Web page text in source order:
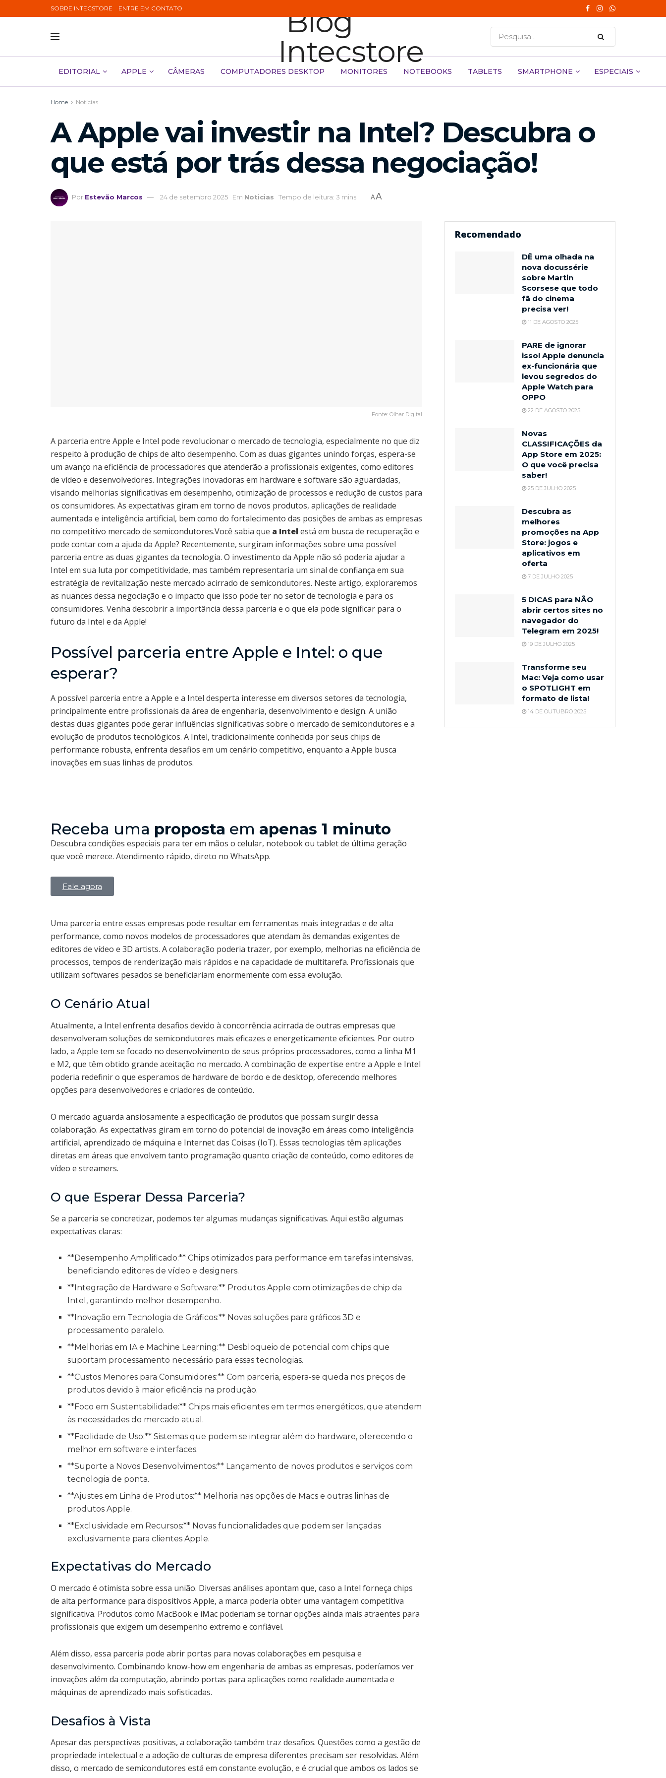
SOBRE INTECSTORE ENTRE EM CONTATO
EDITORIAL APPLE CÂMERAS COMPUTADORES DESKTOP MONITORES NOTEBOOKS TABLETS SMARTPHONE ESPECIAIS
Home Noticias
A Apple vai investir na Intel? Descubra o
que está por trás dessa negociação!
Por Estevão Marcos 24 de setembro 2025 Em Noticias Tempo de leitura: 3 mins AA
Fonte: Olhar Digital
A parceria entre Apple e Intel pode revolucionar o mercado de tecnologia, especialmente no que diz
respeito à produção de chips de alto desempenho. Com as duas gigantes unindo forças, espera-se
um avanço na eficiência de processadores que atenderão a profissionais exigentes, como editores
de vídeo e desenvolvedores. Integrações inovadoras em hardware e software são aguardadas,
visando melhorias significativas em desempenho, otimização de processos e redução de custos para
os consumidores. As expectativas giram em torno de novos produtos, aplicações de realidade
aumentada e inteligência artificial, bem como do fortalecimento das posições de ambas as empresas
no competitivo mercado de semicondutores.Você sabia que a Intel está em busca de recuperação e
pode contar com a ajuda da Apple? Recentemente, surgiram informações sobre uma possível
parceria entre as duas gigantes da tecnologia. O investimento da Apple não só poderia ajudar a
Intel em sua luta por competitividade, mas também representaria um sinal de confiança em sua
estratégia de revitalização neste mercado acirrado de semicondutores. Neste artigo, exploraremos
as nuances dessa negociação e o impacto que isso pode ter no setor de tecnologia e para os
consumidores. Venha descobrir a importância dessa parceria e o que ela pode significar para o
futuro da Intel e da Apple!
Possível parceria entre Apple e Intel: o que
esperar?
A possível parceria entre a Apple e a Intel desperta interesse em diversos setores da tecnologia,
principalmente entre profissionais da área de engenharia, desenvolvimento e design. A união
destas duas gigantes pode gerar influências significativas sobre o mercado de semicondutores e a
evolução de produtos tecnológicos. A Intel, tradicionalmente conhecida por seus chips de
performance robusta, enfrenta desafios em um cenário competitivo, enquanto a Apple busca
inovações em suas linhas de produtos.
Receba uma proposta em apenas 1 minuto
Descubra condições especiais para ter em mãos o celular, notebook ou tablet de última geração
que você merece. Atendimento rápido, direto no WhatsApp.
Fale agora
Uma parceria entre essas empresas pode resultar em ferramentas mais integradas e de alta
performance, como novos modelos de processadores que atendam às demandas exigentes de
editores de vídeo e 3D artists. A colaboração poderia trazer, por exemplo, melhorias na eficiência de
processos, tempos de renderização mais rápidos e na capacidade de multitarefa. Profissionais que
utilizam softwares pesados se beneficiariam enormemente com essa evolução.
O Cenário Atual
Atualmente, a Intel enfrenta desafios devido à concorrência acirrada de outras empresas que
desenvolveram soluções de semicondutores mais eficazes e energeticamente eficientes. Por outro
lado, a Apple tem se focado no desenvolvimento de seus próprios processadores, como a linha M1
e M2, que têm obtido grande aceitação no mercado. A combinação de expertise entre a Apple e Intel
poderia redefinir o que esperamos de hardware de bordo e de desktop, oferecendo melhores
opções para desenvolvedores e criadores de conteúdo.
O mercado aguarda ansiosamente a especificação de produtos que possam surgir dessa
colaboração. As expectativas giram em torno do potencial de inovação em áreas como inteligência
artificial, aprendizado de máquina e Internet das Coisas (IoT). Essas tecnologias têm aplicações
diretas em áreas que envolvem tanto programação quanto criação de conteúdo, como editores de
vídeo e streamers.
O que Esperar Dessa Parceria?
Se a parceria se concretizar, podemos ter algumas mudanças significativas. Aqui estão algumas
expectativas claras:
**Desempenho Amplificado:** Chips otimizados para performance em tarefas intensivas,
beneficiando editores de vídeo e designers.
**Integração de Hardware e Software:** Produtos Apple com otimizações de chip da
Intel, garantindo melhor desempenho.
**Inovação em Tecnologia de Gráficos:** Novas soluções para gráficos 3D e
processamento paralelo.
**Melhorias em IA e Machine Learning:** Desbloqueio de potencial com chips que
suportam processamento necessário para essas tecnologias.
**Custos Menores para Consumidores:** Com parceria, espera-se queda nos preços de
produtos devido à maior eficiência na produção.
**Foco em Sustentabilidade:** Chips mais eficientes em termos energéticos, que atendem
às necessidades do mercado atual.
**Facilidade de Uso:** Sistemas que podem se integrar além do hardware, oferecendo o
melhor em software e interfaces.
**Suporte a Novos Desenvolvimentos:** Lançamento de novos produtos e serviços com
tecnologia de ponta.
**Ajustes em Linha de Produtos:** Melhoria nas opções de Macs e outras linhas de
produtos Apple.
**Exclusividade em Recursos:** Novas funcionalidades que podem ser lançadas
exclusivamente para clientes Apple.
Expectativas do Mercado
O mercado é otimista sobre essa união. Diversas análises apontam que, caso a Intel forneça chips
de alta performance para dispositivos Apple, a marca poderia obter uma vantagem competitiva
significativa. Produtos como MacBook e iMac poderiam se tornar opções ainda mais atraentes para
profissionais que exigem um desempenho extremo e confiável.
Além disso, essa parceria pode abrir portas para novas colaborações em pesquisa e
desenvolvimento. Combinando know-how em engenharia de ambas as empresas, poderíamos ver
inovações além da computação, abrindo portas para aplicações como realidade aumentada e
máquinas de aprendizado mais sofisticadas.
Desafios à Vista
Apesar das perspectivas positivas, a colaboração também traz desafios. Questões como a gestão de
propriedade intelectual e a adoção de culturas de empresa diferentes precisam ser resolvidas. Além
disso, o mercado de semicondutores está em constante evolução, e é crucial que ambos os lados se
Recomendado
DÊ uma olhada na
nova docussérie
sobre Martin
Scorsese que todo
fã do cinema
precisa ver!
11 DE AGOSTO 2025
PARE de ignorar
isso! Apple denuncia
ex-funcionária que
levou segredos do
Apple Watch para
OPPO
22 DE AGOSTO 2025
Novas
CLASSIFICAÇÕES da
App Store em 2025:
O que você precisa
saber!
25 DE JULHO 2025
Descubra as
melhores
promoções na App
Store: jogos e
aplicativos em
oferta
7 DE JULHO 2025
5 DICAS para NÃO
abrir certos sites no
navegador do
Telegram em 2025!
19 DE JULHO 2025
Transforme seu
Mac: Veja como usar
o SPOTLIGHT em
formato de lista!
14 DE OUTUBRO 2025